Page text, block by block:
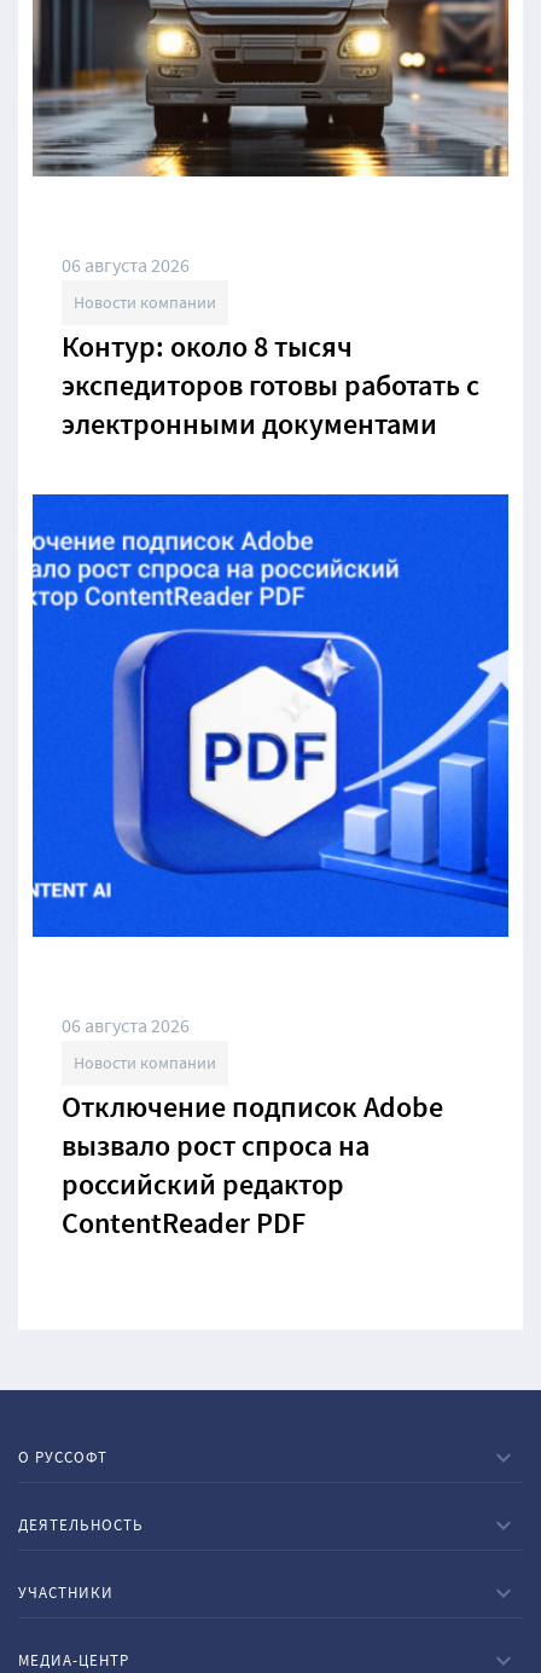
06 августа 2026
Новости компании
Контур: около 8 тысяч
экспедиторов готовы работать с
электронными документами
06 августа 2026
Новости компании
Отключение подписок Adobe
вызвало рост спроса на
российский редактор
ContentReader PDF
О РУССОФТ
ДЕЯТЕЛЬНОСТЬ
УЧАСТНИКИ
МЕДИА-ЦЕНТР